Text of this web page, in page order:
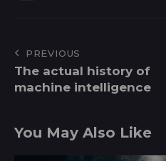
PREVIOUS
The actual history of
machine intelligence
You May Also Like